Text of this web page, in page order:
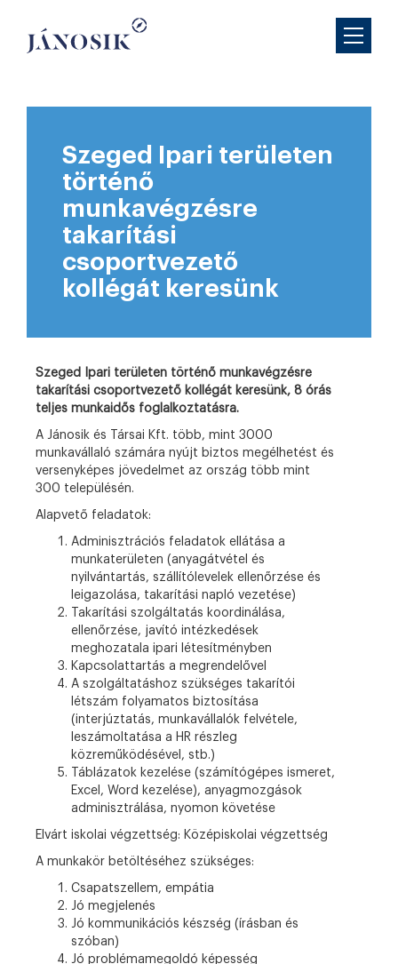
Szeged Ipari területen
történő
munkavégzésre
takarítási
csoportvezető
kollégát keresünk
Szeged Ipari területen történő munkavégzésre
takarítási csoportvezető kollégát keresünk, 8 órás
teljes munkaidős foglalkoztatásra.
A Jánosik és Társai Kft. több, mint 3000
munkavállaló számára nyújt biztos megélhetést és
versenyképes jövedelmet az ország több mint
300 településén.
Alapvető feladatok:
Adminisztrációs feladatok ellátása a
munkaterületen (anyagátvétel és
nyilvántartás, szállítólevelek ellenőrzése és
leigazolása, takarítási napló vezetése)
Takarítási szolgáltatás koordinálása,
ellenőrzése, javító intézkedések
meghozatala ipari létesítményben
Kapcsolattartás a megrendelővel
A szolgáltatáshoz szükséges takarítói
létszám folyamatos biztosítása
(interjúztatás, munkavállalók felvétele,
leszámoltatása a HR részleg
közreműködésével, stb.)
Táblázatok kezelése (számítógépes ismeret,
Excel, Word kezelése), anyagmozgások
adminisztrálása, nyomon követése
Elvárt iskolai végzettség: Középiskolai végzettség
A munkakör betöltéséhez szükséges:
Csapatszellem, empátia
Jó megjelenés
Jó kommunikációs készség (írásban és
szóban)
Jó problémamegoldó képesség